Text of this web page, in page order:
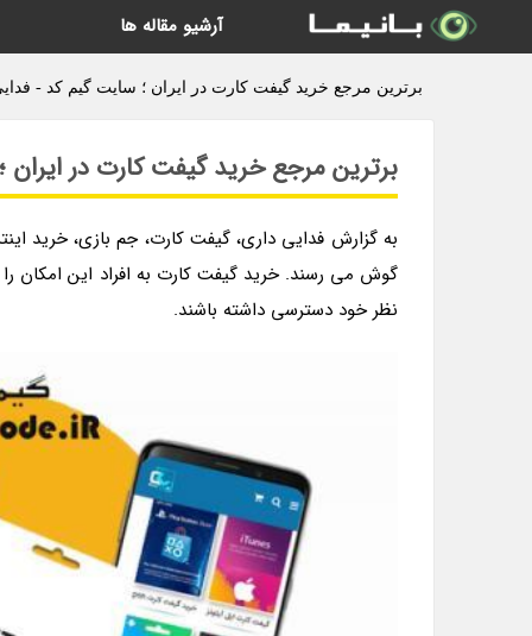
برترین مرجع خرید گیفت کارت در ایران ؛ سایت گیم کد -
برترین مرجع خرید گیفت کارت در
به گزارش فدایی داری، گیفت کارت، جم بازی، خرید
گوش می رسند. خرید گیفت کارت به افراد این امکان
نظر خود دسترسی داشته باشند.
آرشیو مقاله ها